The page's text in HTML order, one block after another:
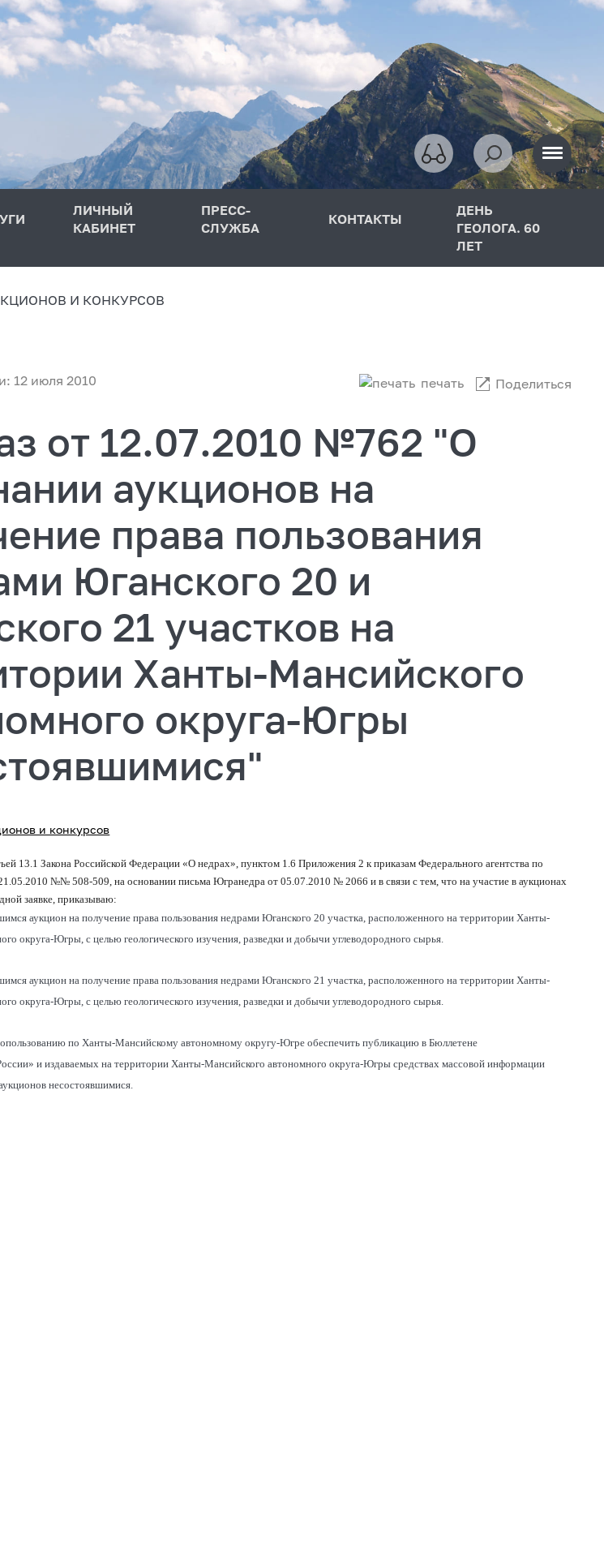
ЛИЧНЫЙ
КАБИНЕТ
ПРЕСС-
СЛУЖБА
КОНТАКТЫ
ДЕНЬ
ГЕОЛОГА. 60
ЛЕТ
И КОНКУРСОВ
12 июля 2010 печать Поделиться
от 12.07.2010 №762 "О
аукционов на
права пользования
Юганского 20 и
21 участков на
Ханты-Мансийского
округа-Югры
и конкурсов
13.1 Закона Российской Федерации «О недрах», пунктом 1.6 Приложения 2 к приказам Федерального агентства по
№№ 508-509, на основании письма Югранедра от 05.07.2010 № 2066 и в связи с тем, что на участие в аукционах
заявке, приказываю:
аукцион на получение права пользования недрами Юганского 20 участка, расположенного на территории Ханты-
округа-Югры, с целью геологического изучения, разведки и добычи углеводородного сырья.
аукцион на получение права пользования недрами Юганского 21 участка, расположенного на территории Ханты-
округа-Югры, с целью геологического изучения, разведки и добычи углеводородного сырья.
по Ханты-Мансийскому автономному округу-Югре обеспечить публикацию в Бюллетене
и издаваемых на территории Ханты-Мансийского автономного округа-Югры средствах массовой информации
несостоявшимися.